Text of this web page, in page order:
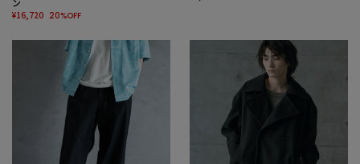
¥16,720 20%OFF